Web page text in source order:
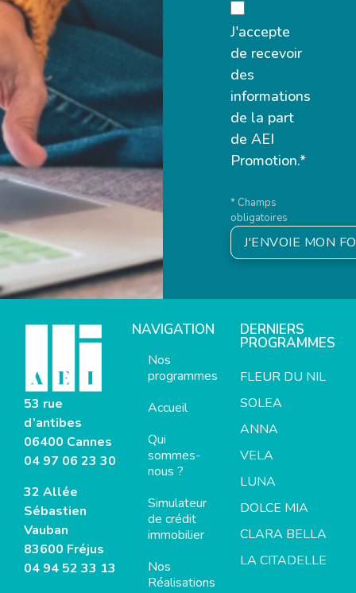
J'accepte
de recevoir
des
informations
de la part
de AEI
Promotion.*
* Champs
obligatoires
J'ENVOIE MON
53 rue
d’antibes
06400 Cannes
04 97 06 23 30
32 Allée
Sébastien
Vauban
83600 Fréjus
04 94 52 33 13
NAVIGATION
Nos
programmes
Accueil
Qui
sommes-
nous ?
Simulateur
de crédit
immobilier
Nos
Réalisations
DERNIERS
PROGRAMMES
FLEUR DU NIL
SOLEA
ANNA
VELA
LUNA
DOLCE MIA
CLARA BELLA
LA CITADELLE